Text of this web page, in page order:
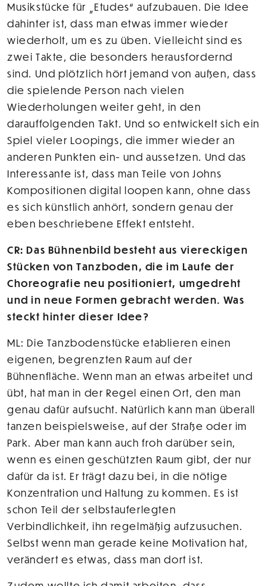
Musikstücke für „Etudes“ aufzubauen. Die Idee
dahinter ist, dass man etwas immer wieder
wiederholt, um es zu üben. Vielleicht sind es
zwei Takte, die besonders herausfordernd
sind. Und plötzlich hört jemand von außen, dass
die spielende Person nach vielen
Wiederholungen weiter geht, in den
darauffolgenden Takt. Und so entwickelt sich ein
Spiel vieler Loopings, die immer wieder an
anderen Punkten ein- und aussetzen. Und das
Interessante ist, dass man Teile von Johns
Kompositionen digital loopen kann, ohne dass
es sich künstlich anhört, sondern genau der
eben beschriebene Effekt entsteht.
CR: Das Bühnenbild besteht aus viereckigen
Stücken von Tanzboden, die im Laufe der
Choreografie neu positioniert, umgedreht
und in neue Formen gebracht werden. Was
steckt hinter dieser Idee?
ML: Die Tanzbodenstücke etablieren einen
eigenen, begrenzten Raum auf der
Bühnenfläche. Wenn man an etwas arbeitet und
übt, hat man in der Regel einen Ort, den man
genau dafür aufsucht. Natürlich kann man überall
tanzen beispielsweise, auf der Straße oder im
Park. Aber man kann auch froh darüber sein,
wenn es einen geschützten Raum gibt, der nur
dafür da ist. Er trägt dazu bei, in die nötige
Konzentration und Haltung zu kommen. Es ist
schon Teil der selbstauferlegten
Verbindlichkeit, ihn regelmäßig aufzusuchen.
Selbst wenn man gerade keine Motivation hat,
verändert es etwas, dass man dort ist.